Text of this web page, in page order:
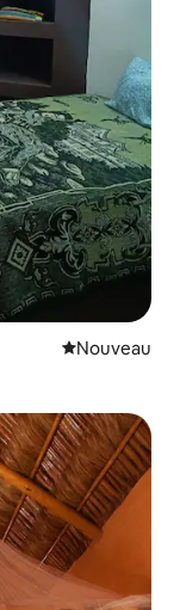
Nouvel
Nouveau